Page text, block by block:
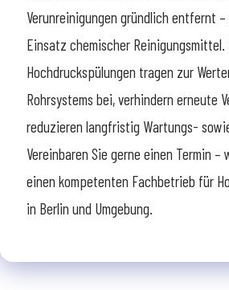
Verunreinigungen gründlich entfernt
Einsatz chemischer Reinigungsmittel.
Hochdruckspülungen tragen zur
Rohrsystems bei, verhindern erneute
reduzieren langfristig Wartungs-
Vereinbaren Sie gerne einen Termin
einen kompetenten Fachbetrieb für
in Berlin und Umgebung.